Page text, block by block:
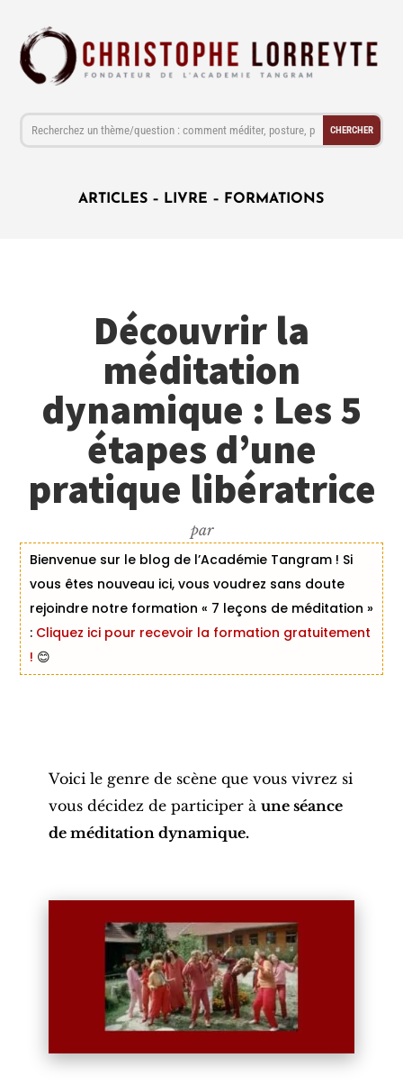
ARTICLES – LIVRE – FORMATIONS
Découvrir la
méditation
dynamique : Les 5
étapes d’une
pratique libératrice
par
Bienvenue sur le blog de l’Académie Tangram ! Si
vous êtes nouveau ici, vous voudrez sans doute
rejoindre notre formation « 7 leçons de méditation »
:Cliquez ici pour recevoir la formation gratuitement
! 😊
Voici le genre de scène que vous vivrez si
vous décidez de participer à une séance
de méditation dynamique.